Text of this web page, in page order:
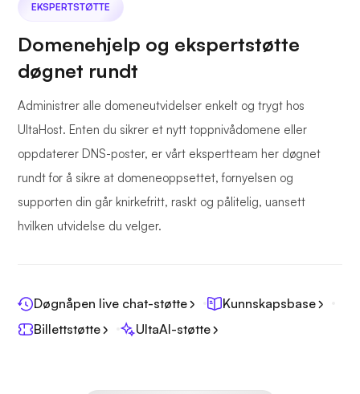
EKSPERTSTØTTE
Domenehjelp og ekspertstøtte
døgnet rundt
Administrer alle domeneutvidelser enkelt og trygt hos
UltaHost. Enten du sikrer et nytt toppnivådomene eller
oppdaterer DNS-poster, er vårt ekspertteam her døgnet
rundt for å sikre at domeneoppsettet, fornyelsen og
supporten din går knirkefritt, raskt og pålitelig, uansett
hvilken utvidelse du velger.
Døgnåpen live chat-støtte
Kunnskapsbase
Billettstøtte
UltaAI-støtte